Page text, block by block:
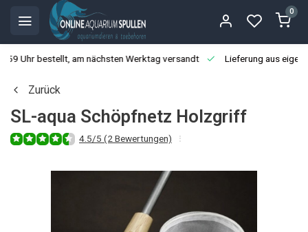
0
Uhr bestellt, am nächsten Werktag versandt Lieferung aus
Zurück
SL-aqua Schöpfnetz Holzgriff
4.5/5 (2 Bewertungen)